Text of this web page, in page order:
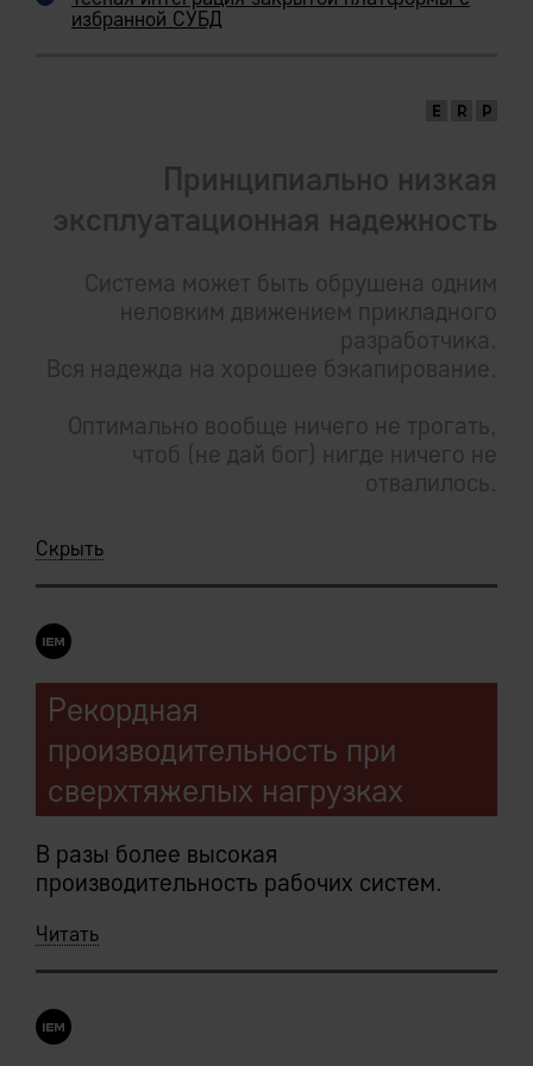
избранной СУБД
Принципиально низкая
эксплуатационная надежность
Система может быть обрушена одним
неловким движением прикладного
разработчика.
Вся надежда на хорошее бэкапирование.
Оптимально вообще ничего не трогать,
чтоб (не дай бог) нигде ничего не
отвалилось.
Скрыть
Рекордная
производительность при
сверхтяжелых нагрузках
В разы более высокая
производительность рабочих систем.
Наиболее тяжелые и частые операции
выполняются механизмами платформы в
Имеется опыт практической
Читать